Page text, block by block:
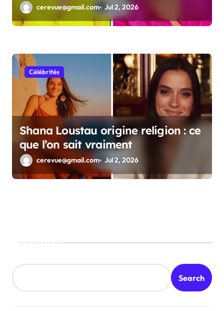
personnalité
cerevue@gmail.com Jul 2, 2026
Célébrités
Shana Loustau origine religion : ce
que l’on sait vraiment
cerevue@gmail.com Jul 2, 2026
Search
Search